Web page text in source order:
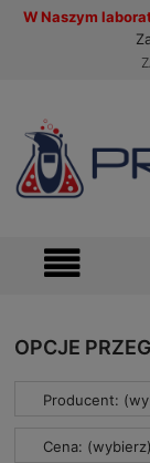
W Naszym
OPCJE
Producent:
Cena: (wybierz)